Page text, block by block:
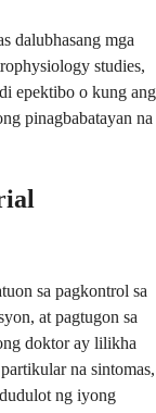
dalubhasang mga
studies,
epektibo o kung ang
pinagbabatayan na
sa pagkontrol sa
at pagtugon sa
doktor ay lilikha
na sintomas,
ng iyong